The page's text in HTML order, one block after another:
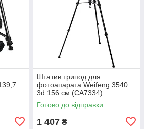
Штатив трипод для
фотоапарата Weifeng 3540
3d 156 см (CA7334)
Готово до відправки
1 407 ₴